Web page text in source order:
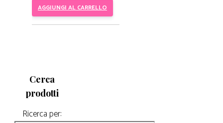
AGGIUNGI AL CARRELLO
Cerca
prodotti
Ricerca per: